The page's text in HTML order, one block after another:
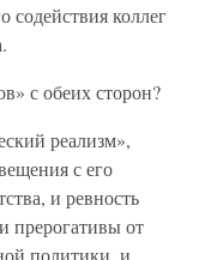
содействия коллег
с обеих сторон?
реализм»,
с его
и ревность
прерогативы от
политики, и,